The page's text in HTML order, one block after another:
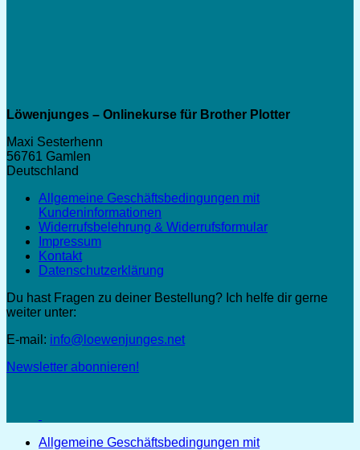
Löwenjunges – Onlinekurse für Brother Plotter
Maxi Sesterhenn
56761 Gamlen
Deutschland
Allgemeine Geschäftsbedingungen mit
Kundeninformationen
Widerrufsbelehrung & Widerrufsformular
Impressum
Kontakt
Datenschutzerklärung
Du hast Fragen zu deiner Bestellung? Ich helfe dir gerne
weiter unter:
E-mail: info@loewenjunges.net
Newsletter abonnieren!
Allgemeine Geschäftsbedingungen mit